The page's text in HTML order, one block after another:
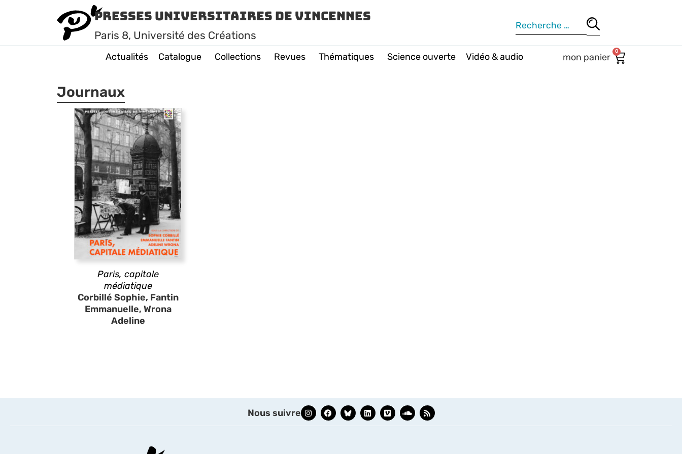
Presses Universitaires de Vincennes
Paris 8, Université des Créations
Actualités Catalogue Collections Revues Thématiques Science ouverte Vidéo & audio 0
Journaux
Paris, capitale
médiatique
Corbillé Sophie, Fantin
Emmanuelle, Wrona
Adeline
Nous suivre